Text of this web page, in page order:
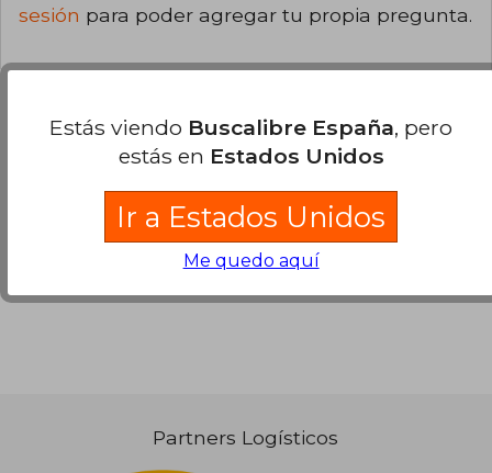
sesión para poder agregar tu propia pregunta.
Opiniones sobre Buscalibre
Ver más opiniones de clientes
Partners Logísticos
Estás viendo Buscalibre España, pero
estás en Estados Unidos
Ir a Estados Unidos
Me quedo aquí